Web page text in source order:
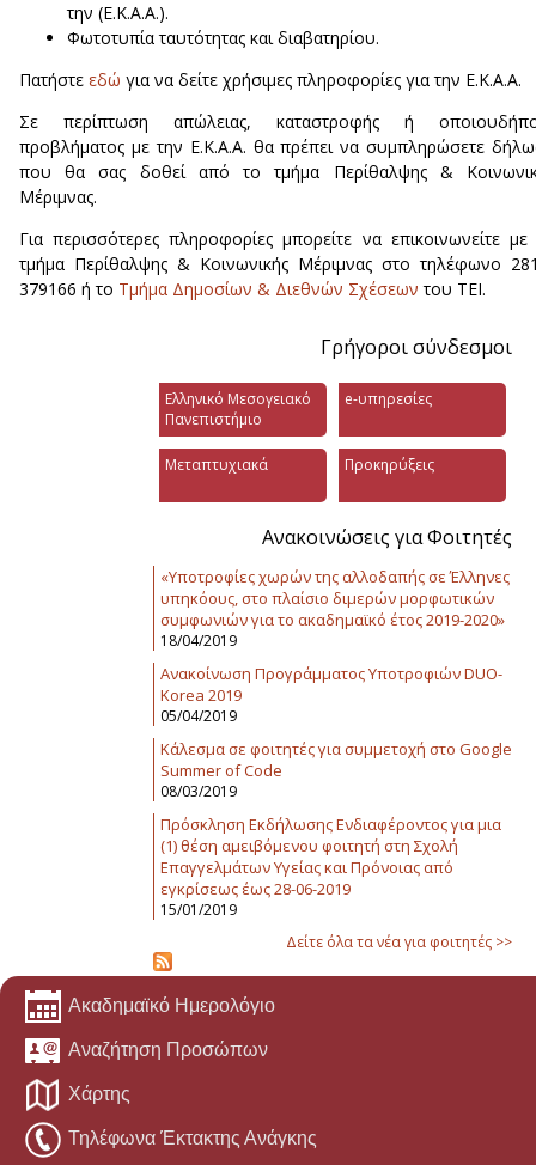
την (Ε.Κ.Α.Α.).
Φωτοτυπία ταυτότητας και διαβατηρίου.
Πατήστε εδώ για να δείτε χρήσιμες πληροφορίες για την Ε.Κ.Α.Α.
Σε περίπτωση απώλειας, καταστροφής ή
προβλήματος με την Ε.Κ.Α.Α. θα πρέπει να συμπληρώσετε
που θα σας δοθεί από το τμήμα Περίθαλψης &
Μέριμνας.
Για περισσότερες πληροφορίες μπορείτε να επικοινωνείτε με
τμήμα Περίθαλψης & Κοινωνικής Μέριμνας στο τηλέφωνο
379166 ή το Τμήμα Δημοσίων & Διεθνών Σχέσεων του ΤΕΙ.
Γρήγοροι σύνδεσμοι
Ελληνικό Μεσογειακό
Πανεπιστήμιο
e-υπηρεσίες
Μεταπτυχιακά Προκηρύξεις
Ανακοινώσεις για Φοιτητές
«Υποτροφίες χωρών της αλλοδαπής σε Έλληνες
υπηκόους, στο πλαίσιο διμερών μορφωτικών
συμφωνιών για το ακαδημαϊκό έτος 2019-2020»
18/04/2019
Ανακοίνωση Προγράμματος Υποτροφιών DUO-
Korea 2019
05/04/2019
Κάλεσμα σε φοιτητές για συμμετοχή στο Google
Summer of Code
08/03/2019
Πρόσκληση Εκδήλωσης Ενδιαφέροντος για μια
(1) θέση αμειβόμενου φοιτητή στη Σχολή
Επαγγελμάτων Υγείας και Πρόνοιας από
εγκρίσεως έως 28-06-2019
15/01/2019
Δείτε όλα τα νέα για φοιτητές >>
Ακαδημαϊκό Ημερολόγιο
Αναζήτηση Προσώπων
Χάρτης
Τηλέφωνα Έκτακτης Ανάγκης